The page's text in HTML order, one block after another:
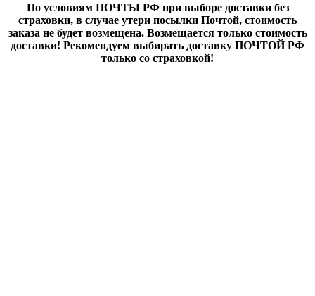
По условиям ПОЧТЫ РФ при выборе доставки без
страховки, в случае утери посылки Почтой, стоимость
заказа не будет возмещена. Возмещается только стоимость
доставки! Рекомендуем выбирать доставку ПОЧТОЙ РФ
только со страховкой!